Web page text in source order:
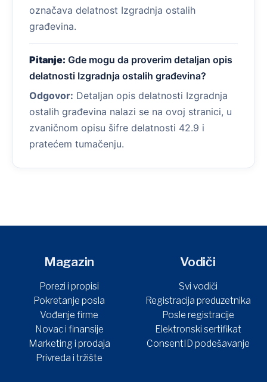
označava delatnost Izgradnja ostalih
građevina.
Pitanje: Gde mogu da proverim detaljan opis
delatnosti Izgradnja ostalih građevina?
Odgovor: Detaljan opis delatnosti Izgradnja
ostalih građevina nalazi se na ovoj stranici, u
zvaničnom opisu šifre delatnosti 42.9 i
pratećem tumačenju.
Magazin
Porezi i propisi
Pokretanje posla
Vođenje firme
Novac i finansije
Marketing i prodaja
Privreda i tržište
Vodiči
Svi vodiči
Registracija preduzetnika
Posle registracije
Elektronski sertifikat
ConsentID podešavanje